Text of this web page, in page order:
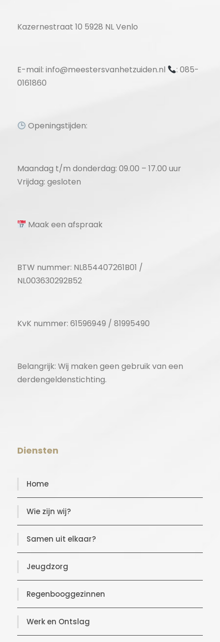
Kazernestraat 10 5928 NL Venlo
E-mail: info@meestersvanhetzuiden.nl
: 085-
0161860
Openingstijden:
Maandag t/m donderdag: 09.00 – 17.00 uur
Vrijdag: gesloten
Maak een afspraak
BTW nummer: NL854407261B01 /
NL003630292B52
KvK nummer: 61596949 / 81995490
Belangrijk: Wij maken geen gebruik van een
derdengeldenstichting.
Diensten
Home
Wie zijn wij?
Samen uit elkaar?
Jeugdzorg
Regenbooggezinnen
Werk en Ontslag